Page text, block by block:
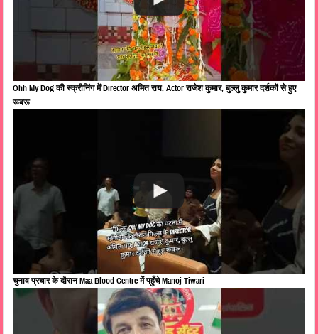
Ohh My Dog की स्क्रीनिंग में Director अमित राय, Actor राजेश कुमार, बुल्लु कुमार दर्शकों से हुए
रूबरू
चुनाव प्रचार के दौरान Maa Blood Centre में पहुँचे Manoj Tiwari